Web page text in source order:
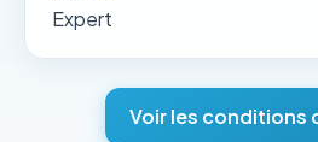
Expert
Voir les conditions